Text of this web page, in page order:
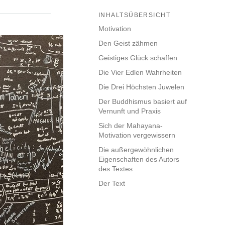
INHALTSÜBERSICHT
Motivation
Den Geist zähmen
Geistiges Glück schaffen
Die Vier Edlen Wahrheiten
Die Drei Höchsten Juwelen
Der Buddhismus basiert auf
Vernunft und Praxis
Sich der Mahayana-
Motivation vergewissern
Die außergewöhnlichen
Eigenschaften des Autors
des Textes
Der Text